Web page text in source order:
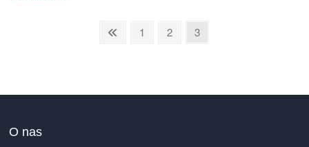
Previous
Page
1 Page
2 Page
3
O nas